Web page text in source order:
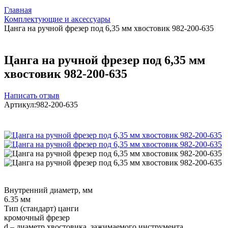
Главная
Комплектующие и аксессуары
Цанга на ручной фрезер под 6,35 мм хвостовик 982-200-635
Цанга на ручной фрезер под 6,35 мм
хвостовик 982-200-635
Написать отзыв
Артикул:982-200-635
Внутренний диаметр, мм
6.35 мм
Тип (стандарт) цанги
кромочный фрезер